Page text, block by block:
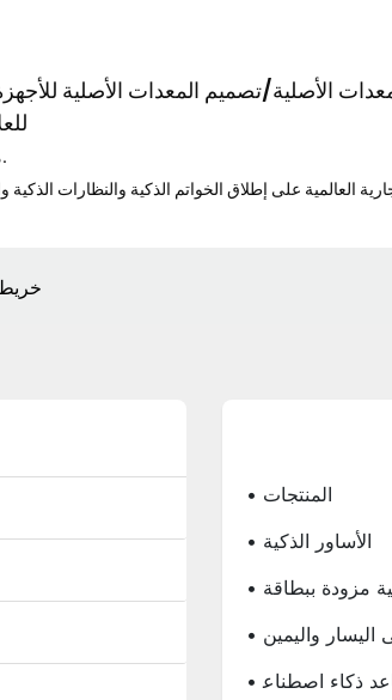
الأصلية/تصميم المعدات الأصلية للأجهزة
من الفكرة إلى الإنتاج الضخم.
• المنتجات
• الأساور الذكية
اليسار واليمين
• نظارات ذكية مزودة بمساعد ذكاء اصطناع